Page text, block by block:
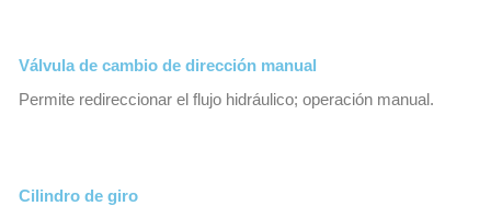
Válvula de cambio de dirección manual
Permite redireccionar el flujo hidráulico; operación manual.
Cilindro de giro